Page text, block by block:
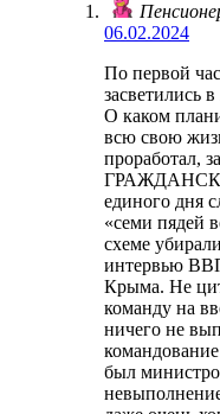
06.02.2024
По первой
засветились
О каком
всю свою
проработал,
единого дня
«семи пядей
схеме
интервью
Крыма. Не
команду на
ничего не
был